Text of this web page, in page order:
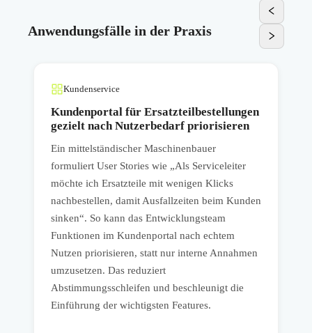
Anwendungsfälle in der Praxis
Kundenservice
Kundenportal für Ersatzteilbestellungen
gezielt nach Nutzerbedarf priorisieren
Ein mittelständischer Maschinenbauer
formuliert User Stories wie „Als Serviceleiter
möchte ich Ersatzteile mit wenigen Klicks
nachbestellen, damit Ausfallzeiten beim Kunden
sinken“. So kann das Entwicklungsteam
Funktionen im Kundenportal nach echtem
Nutzen priorisieren, statt nur interne Annahmen
umzusetzen. Das reduziert
Abstimmungsschleifen und beschleunigt die
Einführung der wichtigsten Features.